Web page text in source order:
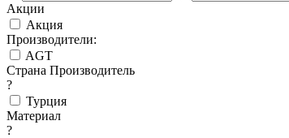
Акции
Акция
Производители:
AGT
Страна Производитель
?
Турция
Материал
?